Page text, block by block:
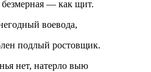
безмерная — как щит.
воевода,
подлый ростовщик.
нет, натерло выю